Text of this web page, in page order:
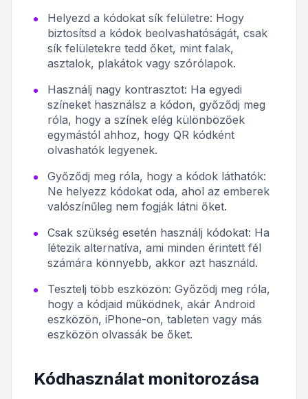
Helyezd a kódokat sík felületre: Hogy
biztosítsd a kódok beolvashatóságát, csak
sík felületekre tedd őket, mint falak,
asztalok, plakátok vagy szórólapok.
Használj nagy kontrasztot: Ha egyedi
színeket használsz a kódon, győződj meg
róla, hogy a színek elég különbözőek
egymástól ahhoz, hogy QR kódként
olvashatók legyenek.
Győződj meg róla, hogy a kódok láthatók:
Ne helyezz kódokat oda, ahol az emberek
valószínűleg nem fogják látni őket.
Csak szükség esetén használj kódokat: Ha
létezik alternatíva, ami minden érintett fél
számára könnyebb, akkor azt használd.
Tesztelj több eszközön: Győződj meg róla,
hogy a kódjaid működnek, akár Android
eszközön, iPhone-on, tableten vagy más
eszközön olvassák be őket.
Kódhasználat monitorozása